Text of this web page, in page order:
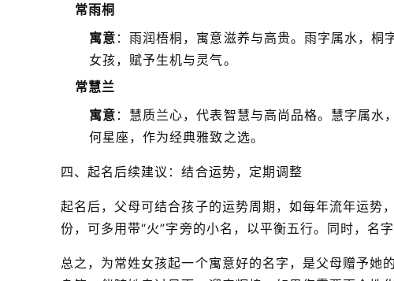
常雨桐
寓意 ：雨润梧桐，寓意滋养与高贵。雨字属水，
女孩，赋予生机与灵气。
常慧兰
寓意 ：慧质兰心，代表智慧与高尚品格。慧字属
何星座，作为经典雅致之选。
四、起名后续建议：结合运势，定期调整
起名后，父母可结合孩子的运势周期，如每年流年运势
份，可多用带“火”字旁的小名，以平衡五行。同时，名
总之，为常姓女孩起一个寓意好的名字，是父母赠予她